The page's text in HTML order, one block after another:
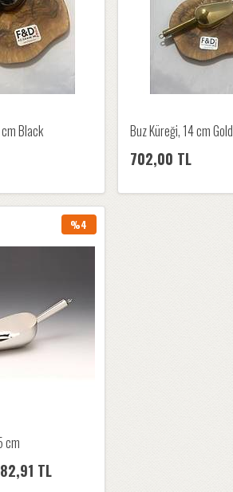
Black Buz Küreği, 14 cm Gold
702,00 TL
cm
TL
%4